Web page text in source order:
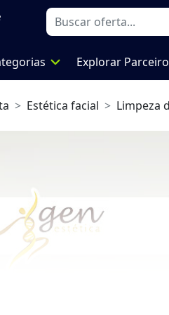
expand_more Explorar
Estética facial Limpeza